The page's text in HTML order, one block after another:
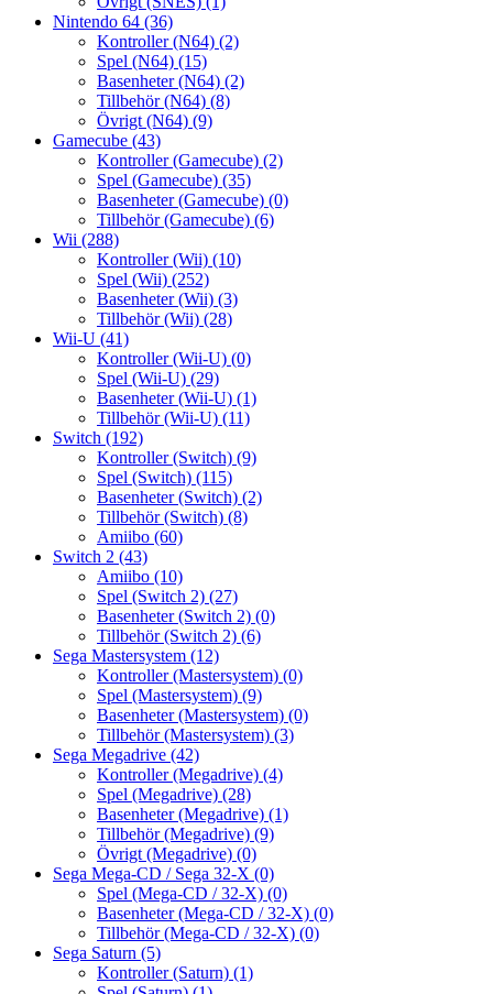
Nintendo 64 (36)
Kontroller (N64) (2)
Spel (N64) (15)
Basenheter (N64) (2)
Tillbehör (N64) (8)
Övrigt (N64) (9)
Gamecube (43)
Kontroller (Gamecube) (2)
Spel (Gamecube) (35)
Basenheter (Gamecube) (0)
Tillbehör (Gamecube) (6)
Wii (288)
Kontroller (Wii) (10)
Spel (Wii) (252)
Basenheter (Wii) (3)
Tillbehör (Wii) (28)
Wii-U (41)
Kontroller (Wii-U) (0)
Spel (Wii-U) (29)
Basenheter (Wii-U) (1)
Tillbehör (Wii-U) (11)
Switch (192)
Kontroller (Switch) (9)
Spel (Switch) (115)
Basenheter (Switch) (2)
Tillbehör (Switch) (8)
Amiibo (60)
Switch 2 (43)
Amiibo (10)
Spel (Switch 2) (27)
Basenheter (Switch 2) (0)
Tillbehör (Switch 2) (6)
Sega Mastersystem (12)
Kontroller (Mastersystem) (0)
Spel (Mastersystem) (9)
Basenheter (Mastersystem) (0)
Tillbehör (Mastersystem) (3)
Sega Megadrive (42)
Kontroller (Megadrive) (4)
Spel (Megadrive) (28)
Basenheter (Megadrive) (1)
Tillbehör (Megadrive) (9)
Övrigt (Megadrive) (0)
Sega Mega-CD / Sega 32-X (0)
Spel (Mega-CD / 32-X) (0)
Basenheter (Mega-CD / 32-X) (0)
Tillbehör (Mega-CD / 32-X) (0)
Sega Saturn (5)
Kontroller (Saturn) (1)